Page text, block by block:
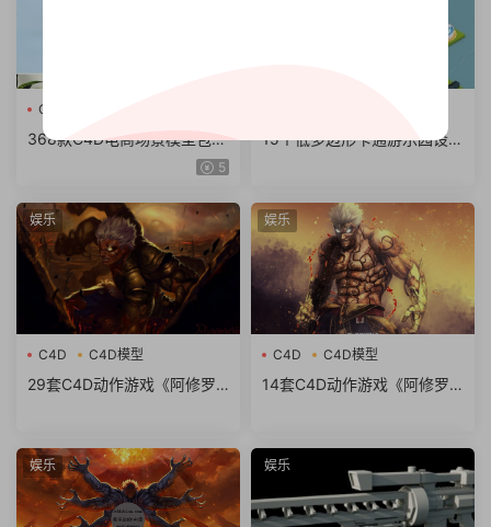
C4D模型
368款C4D电商场景模型包含
字体大促场景低面几何字母工
5
15个低多边形卡通游乐园设施
娱乐
C4D C4D模型
29套C4D动作游戏《阿修罗
娱乐
C4D C4D模型
14套C4D动作游戏《阿修罗
娱乐 娱乐